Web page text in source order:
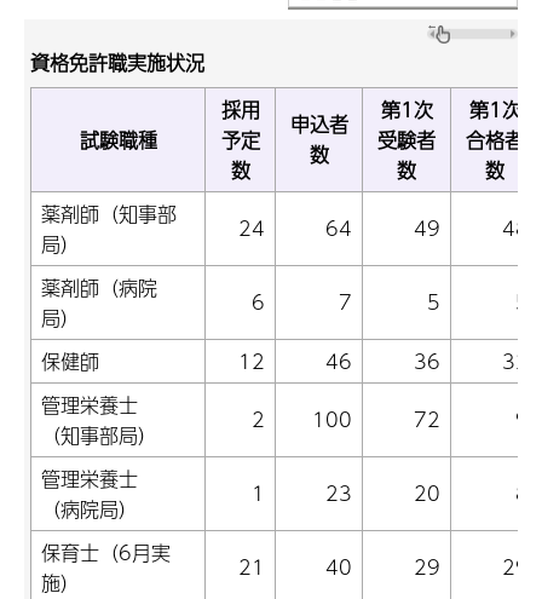
資格免許職実施状況
試験職種
採用
予定
数
申込者
数
第1次
受験者
数
第1次
合格者
数
薬剤師（知事部
局）
24 64 49
48
薬剤師（病院
局）
6 7 5
5
保健師
12 46 36
32
管理栄養士
（知事部局）
2 100 72
9
管理栄養士
（病院局）
1 23 20
8
保育士（6月実
施）
21 40 29
29